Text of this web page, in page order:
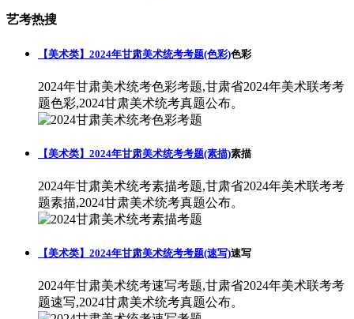
艺考热搜
【美术类】2024年甘肃美术统考考题(色彩)色彩
2024年甘肃美术统考色彩考题,甘肃省2024年美术联考考
题色彩,2024甘肃美术统考真题公布。
【美术类】2024年甘肃美术统考考题(素描)素描
2024年甘肃美术统考素描考题,甘肃省2024年美术联考考
题素描,2024甘肃美术统考真题公布。
【美术类】2024年甘肃美术统考考题(速写)速写
2024年甘肃美术统考速写考题,甘肃省2024年美术联考考
题速写,2024甘肃美术统考真题公布。